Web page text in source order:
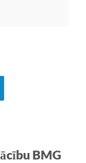
BMG